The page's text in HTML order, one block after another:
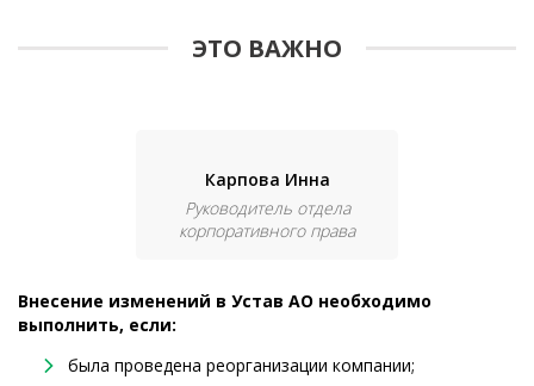
ЭТО ВАЖНО
Карпова Инна
Руководитель отдела
корпоративного права
Внесение изменений в Устав АО необходимо
выполнить, если:
была проведена реорганизации компании;